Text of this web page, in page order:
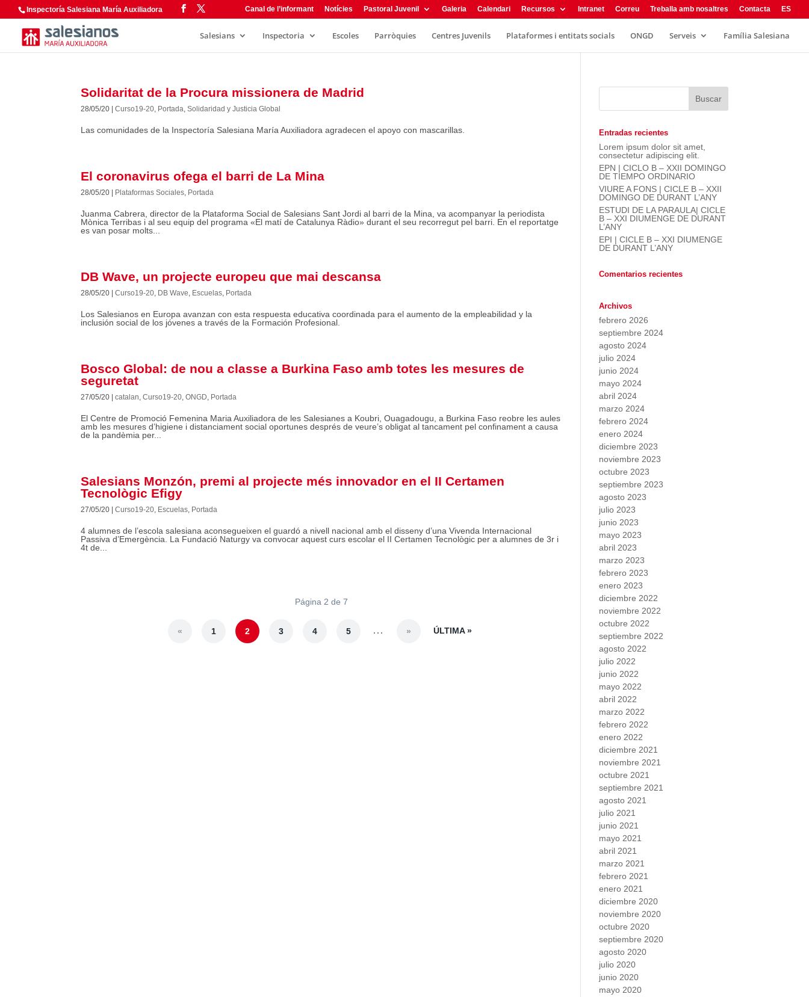
Inspectoría Salesiana María Auxiliadora Canal de l’informant Notícies Pastoral Juvenil Galeria Calendari Recursos Intranet Correu Treballa amb nosaltres Contacta ES
Salesians Inspectoria Escoles Parròquies Centres Juvenils Plataformes i entitats socials ONGD Serveis Família Salesiana
Solidaritat de la Procura missionera de Madrid
28/05/20 |Curso19-20, Portada,Solidaridad y Justicia Global
Las comunidades de la Inspectoría Salesiana María Auxiliadora agradecen el apoyo con mascarillas.
El coronavirus ofega el barri de La Mina
28/05/20 Plataformas Sociales, Portada
Juanma Cabrera, director de la Plataforma Social de Salesians Sant Jordi al barri de la Mina, va acompanyar la periodista
Mònica Terribas i al seu equip del programa «El matí de Catalunya Ràdio» durant el seu recorregut pel barri. En el reportatge
es van posar molts...
DB Wave, un projecte europeu que mai descansa
28/05/20 |Curso19-20, DB Wave, Escuelas, Portada
Los Salesianos en Europa avanzan con esta respuesta educativa coordinada para el aumento de la empleabilidad y la
inclusión social de los jóvenes a través de la Formación Profesional.
Bosco Global: de nou a classe a Burkina Faso amb totes les mesures de
seguretat
27/05/20 |catalan,Curso19-20,ONGD, Portada
El Centre de Promoció Femenina Maria Auxiliadora de les Salesianes a Koubri, Ouagadougu, a Burkina Faso reobre les aules
amb les mesures d’higiene i distanciament social oportunes després de veure’s obligat al tancament pel confinament a causa
de la pandèmia per...
Salesians Monzón, premi al projecte més innovador en el II Certamen
Tecnològic Efigy
27/05/20 |Curso19-20, Escuelas, Portada
4 alumnes de l’escola salesiana aconsegueixen el guardó a nivell nacional amb el disseny d’una Vivenda Internacional
Passiva d’Emergència. La Fundació Naturgy va convocar aquest curs escolar el II Certamen Tecnològic per a alumnes de 3r i
4t de...
Página 2 de 7
« 1 2 3 4 5 ... » ÚLTIMA »
Entradas recientes
Lorem ipsum dolor sit amet,
consectetur adipiscing elit.
EPN | CICLO B – XXII DOMINGO
DE TIEMPO ORDINARIO
VIURE A FONS | CICLE B – XXII
DOMINGO DE DURANT L’ANY
ESTUDI DE LA PARAULA| CICLE
B – XXI DIUMENGE DE DURANT
L’ANY
EPI | CICLE B – XXI DIUMENGE
DE DURANT L’ANY
Comentarios recientes
Archivos
febrero 2026
septiembre 2024
agosto 2024
julio 2024
junio 2024
mayo 2024
abril 2024
marzo 2024
febrero 2024
enero 2024
diciembre 2023
noviembre 2023
octubre 2023
septiembre 2023
agosto 2023
julio 2023
junio 2023
mayo 2023
abril 2023
marzo 2023
febrero 2023
enero 2023
diciembre 2022
noviembre 2022
octubre 2022
septiembre 2022
agosto 2022
julio 2022
junio 2022
mayo 2022
abril 2022
marzo 2022
febrero 2022
enero 2022
diciembre 2021
noviembre 2021
octubre 2021
septiembre 2021
agosto 2021
julio 2021
junio 2021
mayo 2021
abril 2021
marzo 2021
febrero 2021
enero 2021
diciembre 2020
noviembre 2020
octubre 2020
septiembre 2020
agosto 2020
julio 2020
junio 2020
mayo 2020